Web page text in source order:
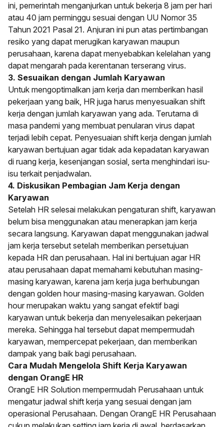
ini, pemerintah menganjurkan untuk bekerja 8 jam per hari
atau 40 jam perminggu sesuai dengan UU Nomor 35
Tahun 2021 Pasal 21. Anjuran ini pun atas pertimbangan
resiko yang dapat merugikan karyawan maupun
perusahaan, karena dapat menyebabkan kelelahan yang
dapat mengarah pada kerentanan terserang virus.
3. Sesuaikan dengan Jumlah Karyawan
Untuk mengoptimalkan jam kerja dan memberikan hasil
pekerjaan yang baik, HR juga harus menyesuaikan shift
kerja dengan jumlah karyawan yang ada. Terutama di
masa pandemi yang membuat penularan virus dapat
terjadi lebih cepat. Penyesuaian shift kerja dengan jumlah
karyawan bertujuan agar tidak ada kepadatan karyawan
di ruang kerja, kesenjangan sosial, serta menghindari isu-
isu terkait penjadwalan.
4. Diskusikan Pembagian Jam Kerja dengan
Karyawan
Setelah HR selesai melakukan pengaturan shift, karyawan
belum bisa menggunakan atau menerapkan jam kerja
secara langsung. Karyawan dapat menggunakan jadwal
jam kerja tersebut setelah memberikan persetujuan
kepada HR dan perusahaan. Hal ini bertujuan agar HR
atau perusahaan dapat memahami kebutuhan masing-
masing karyawan, karena jam kerja juga berhubungan
dengan golden hour masing-masing karyawan. Golden
hour merupakan waktu yang sangat efektif bagi
karyawan untuk bekerja dan menyelesaikan pekerjaan
mereka. Sehingga hal tersebut dapat mempermudah
karyawan, mempercepat pekerjaan, dan memberikan
dampak yang baik bagi perusahaan.
Cara Mudah Mengelola Shift Kerja Karyawan
dengan OrangE HR
OrangE HR Solution mempermudah Perusahaan untuk
mengatur jadwal shift kerja yang sesuai dengan jam
operasional Perusahaan. Dengan OrangE HR Perusahaan